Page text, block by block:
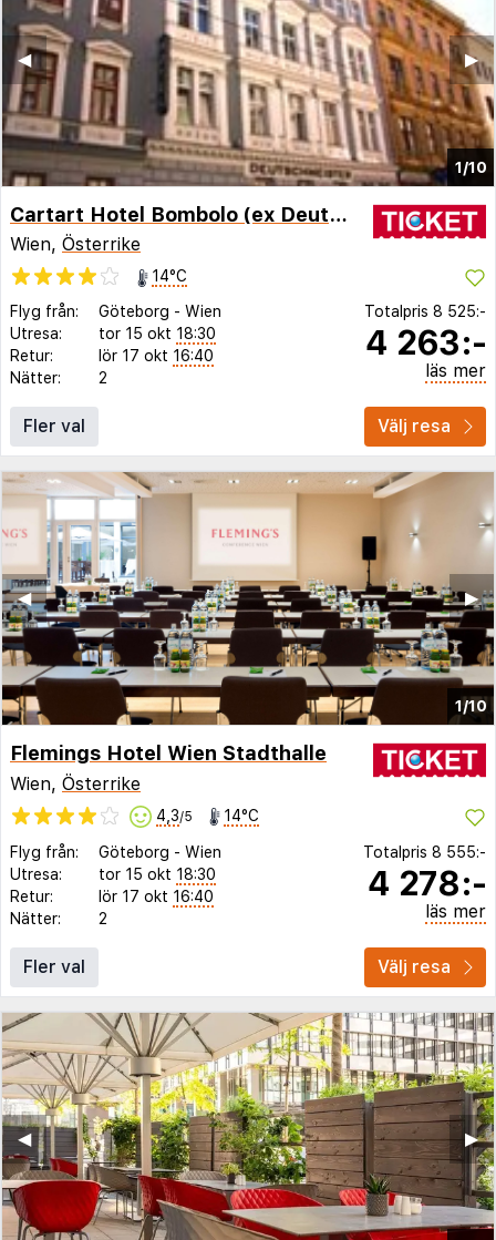
1/10
▶︎
◀︎
Cartart Hotel Bombolo (ex Deutschmeister)
Wien, Österrike
14°C
Flyg från:
Göteborg - Wien
Utresa:
tor 15 okt 18:30
Retur:
lör 17 okt 16:40
Nätter:
2
Totalpris 8 525:-
4 263:-
läs mer
Fler val Välj resa
1/10
▶︎
◀︎
Flemings Hotel Wien Stadthalle
Wien, Österrike
4,3/5 14°C
Flyg från: Göteborg - Wien
Utresa:
tor 15 okt 18:30
Retur:
lör 17 okt 16:40
Nätter:
2
Totalpris 8 555:-
4 278:-
läs mer
Fler val Välj resa
▶︎
◀︎